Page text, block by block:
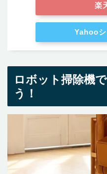
楽
Yahoo
ロボット掃除機
う！